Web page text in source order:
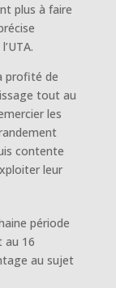
plus à faire
profité de
tout au
les
contente
leur
période
au 16
au sujet